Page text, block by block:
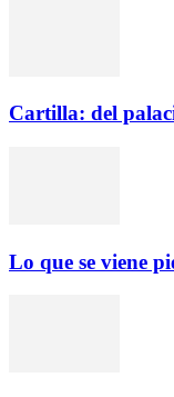
Cartilla: del
Lo que se viene